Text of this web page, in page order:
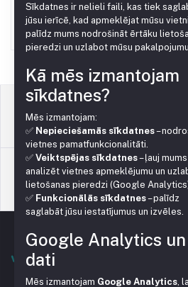
€256.67
Kasutustingimused
Toetuspoliitika
Sīkdatnes ir nelieli faili, kas tiek
jūsu ierīcē, kad apmeklējat mūsu
palīdz mums nodrošināt ērtāku
pieredzi un uzlabot mūsu
Kā mēs izmantojam
sīkdatnes?
Mēs izmantojam:
✅ Nepieciešamās sīkdatnes–
vietnes pamatfunkcionalitāti.
✅ Veiktspējas sīkdatnes– ļauj mums
analizēt vietnes apmeklējumu un
lietošanas pieredzi (Google
✅ Funkcionālās sīkdatnes– palīdz
saglabāt jūsu iestatījumus un izvēles.
Google Analytics un
dati
Mēs izmantojam Google Analytics ,